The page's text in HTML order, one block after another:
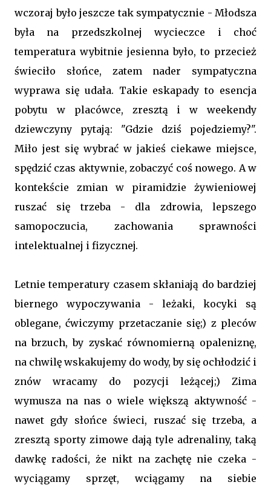
wczoraj było jeszcze tak sympatycznie - Młodsza
była na przedszkolnej wycieczce i choć
temperatura wybitnie jesienna było, to przecież
świeciło słońce, zatem nader sympatyczna
wyprawa się udała. Takie eskapady to esencja
pobytu w placówce, zresztą i w weekendy
dziewczyny pytają: "Gdzie dziś pojedziemy?".
Miło jest się wybrać w jakieś ciekawe miejsce,
spędzić czas aktywnie, zobaczyć coś nowego. A w
kontekście zmian w piramidzie żywieniowej
ruszać się trzeba - dla zdrowia, lepszego
samopoczucia, zachowania sprawności
intelektualnej i fizycznej.
Letnie temperatury czasem skłaniają do bardziej
biernego wypoczywania - leżaki, kocyki są
oblegane, ćwiczymy przetaczanie się;) z pleców
na brzuch, by zyskać równomierną opaleniznę,
na chwilę wskakujemy do wody, by się ochłodzić i
znów wracamy do pozycji leżącej;) Zima
wymusza na nas o wiele większą aktywność -
nawet gdy słońce świeci, ruszać się trzeba, a
zresztą sporty zimowe dają tyle adrenaliny, taką
dawkę radości, że nikt na zachętę nie czeka -
wyciągamy sprzęt, wciągamy na siebie